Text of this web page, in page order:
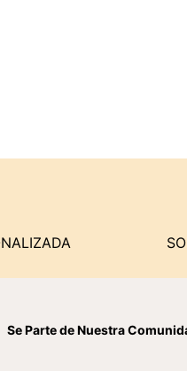
Se Parte de Nuestra